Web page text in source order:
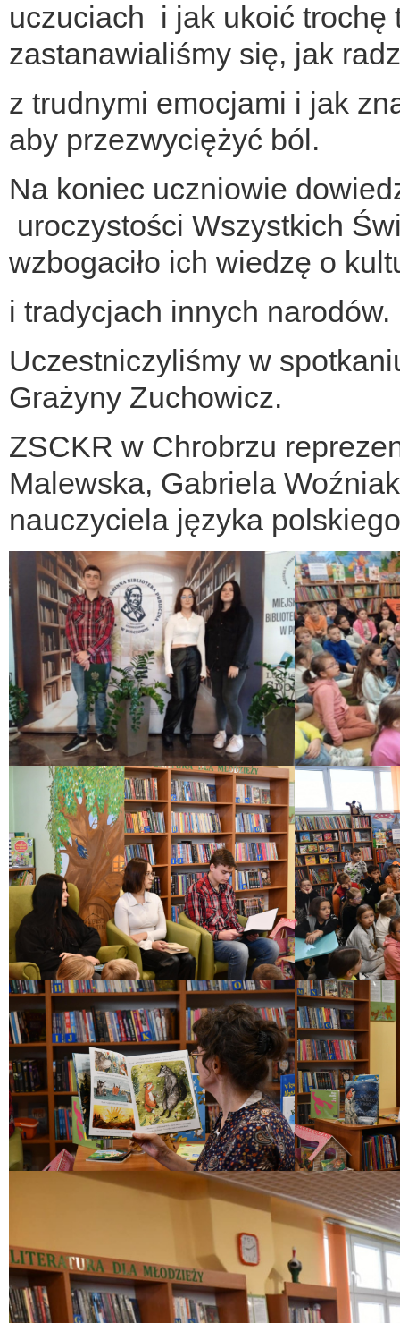
uczuciach i jak ukoić trochę
zastanawialiśmy się, jak
z trudnymi emocjami i jak
aby przezwyciężyć ból.
Na koniec uczniowie
uroczystości Wszystkich
wzbogaciło ich wiedzę o
i tradycjach innych narodów.
Uczestniczyliśmy w
Grażyny Zuchowicz.
ZSCKR w Chrobrzu
Malewska, Gabriela
nauczyciela języka